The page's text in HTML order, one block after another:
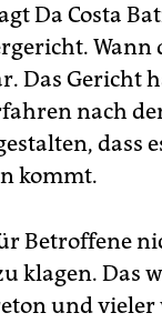
Da Costa
Wann
Das Gericht
nach
dass
kommt.
Betroffene
klagen. Das
und